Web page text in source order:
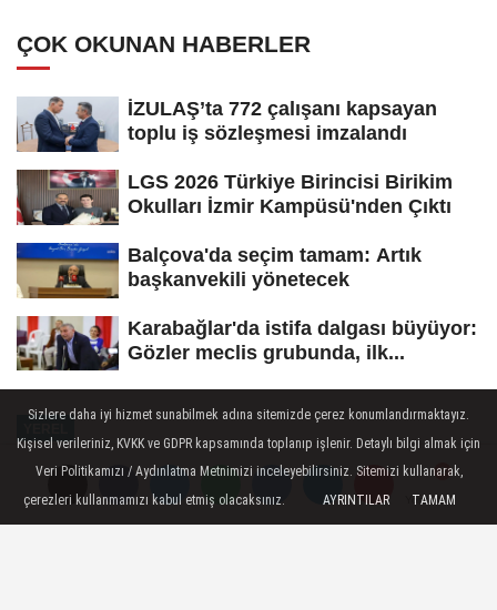
Yorumlar
ÇOK OKUNAN HABERLER
İZULAŞ’ta 772 çalışanı kapsayan
toplu iş sözleşmesi imzalandı
LGS 2026 Türkiye Birincisi Birikim
Okulları İzmir Kampüsü'nden Çıktı
Balçova'da seçim tamam: Artık
başkanvekili yönetecek
Karabağlar'da istifa dalgası büyüyor:
Gözler meclis grubunda, ilk...
Yayınlanma: 21 Aralık 2023 - 11:34
Cittaslow Programı İzmir'e ödül
Yorumlar
Sizlere daha iyi hizmet sunabilmek adına sitemizde çerez konumlandırmaktayız.
Kişisel verileriniz, KVKK ve GDPR kapsamında toplanıp işlenir. Detaylı bilgi almak için
Veri Politikamızı / Aydınlatma Metnimizi inceleyebilirsiniz. Sitemizi kullanarak,
çerezleri kullanmamızı kabul etmiş olacaksınız.
AYRINTILAR TAMAM